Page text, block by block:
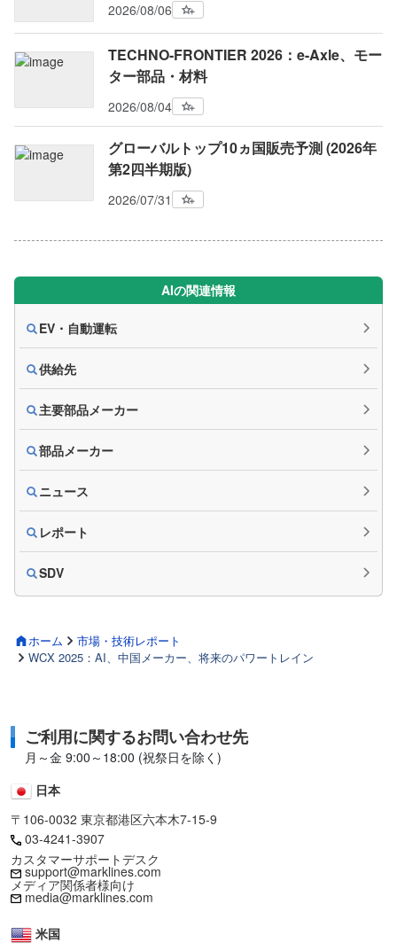
ホーム
市場・技術レポート
WCX 2025：AI、中国メーカー、将来のパワートレイン
2026/08/06
TECHNO-FRONTIER 2026：e-Axle、モー
ター部品・材料
2026/08/04
グローバルトップ10ヵ国販売予測 (2026年
第2四半期版)
2026/07/31
AIの関連情報
EV・自動運転
供給先
主要部品メーカー
部品メーカー
ニュース
レポート
SDV
ご利用に関するお問い合わせ先
月～金 9:00～18:00 (祝祭日を除く)
日本
〒106-0032 東京都港区六本木7-15-9
03-4241-3907
カスタマーサポートデスク
support@marklines.com
メディア関係者様向け
media@marklines.com
米国